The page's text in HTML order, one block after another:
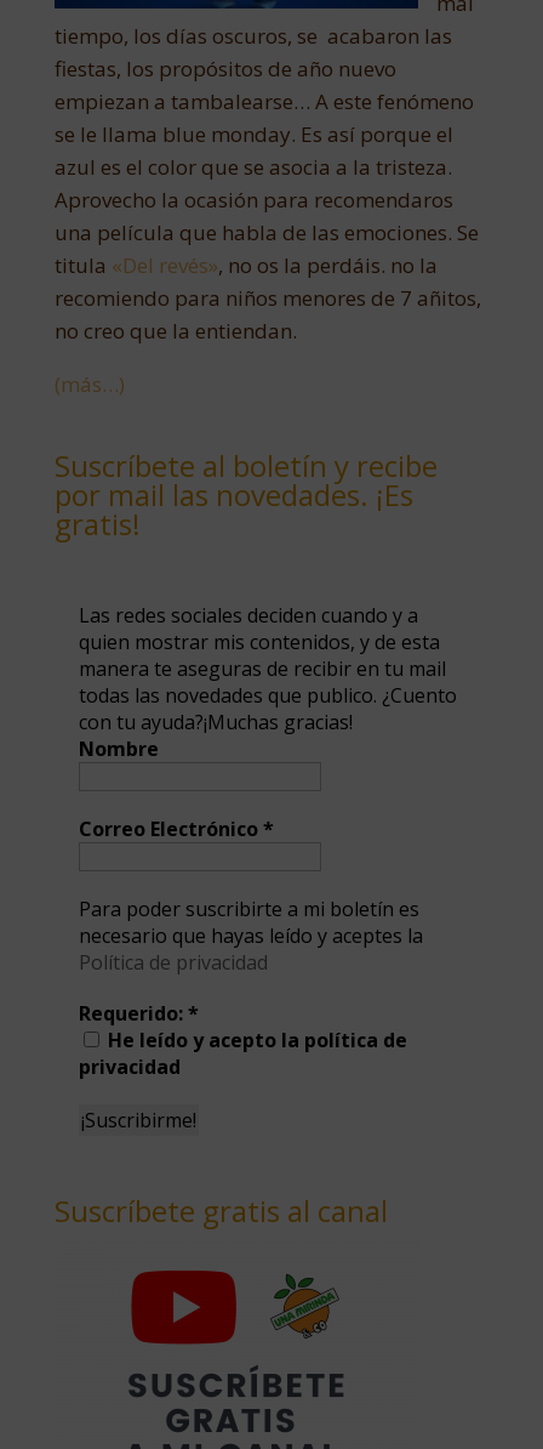
tiempo, los días oscuros, se acabaron las
fiestas, los propósitos de año nuevo
empiezan a tambalearse… A este fenómeno
se le llama blue monday. Es así porque el
azul es el color que se asocia a la tristeza.
Aprovecho la ocasión para recomendaros
una película que habla de las emociones. Se
titula «Del revés», no os la perdáis. no la
recomiendo para niños menores de 7 añitos,
no creo que la entiendan.
(más…)
Suscríbete al boletín y recibe
por mail las novedades. ¡Es
gratis!
Las redes sociales deciden cuando y a
quien mostrar mis contenidos, y de esta
manera te aseguras de recibir en tu mail
todas las novedades que publico. ¿Cuento
con tu ayuda?¡Muchas gracias!
Nombre
Correo Electrónico*
Para poder suscribirte a mi boletín es
necesario que hayas leído y aceptes la
Política de privacidad
Requerido:*
He leído y acepto la política de
privacidad
Suscríbete gratis al canal